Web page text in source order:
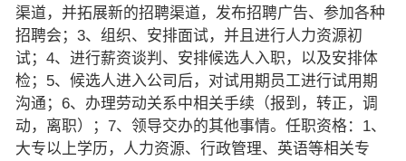
渠道，并拓展新的招聘渠道，发布招聘广告、参加各种
招聘会；3、组织、安排面试，并且进行人力资源初
试；4、进行薪资谈判、安排候选人入职，以及安排体
检；5、候选人进入公司后，对试用期员工进行试用期
沟通；6、办理劳动关系中相关手续（报到，转正，调
动，离职）；7、领导交办的其他事情。任职资格：1、
大专以上学历，人力资源、行政管理、英语等相关专